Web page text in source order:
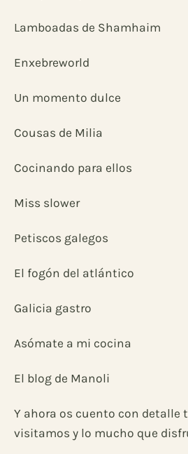
Lamboadas de Shamhaim
Enxebreworld
Un momento dulce
Cousas de Milia
Cocinando para ellos
Miss slower
Petiscos galegos
El fogón del atlántico
Galicia gastro
Asómate a mi cocina
El blog de Manoli
Y ahora os cuento con detalle
visitamos y lo mucho que